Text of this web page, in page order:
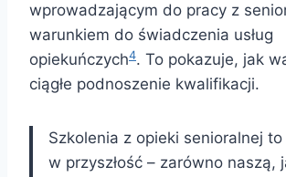
wprowadzającym do pracy z
warunkiem do świadczenia usług
opiekuńczych4. To pokazuje, jak
ciągłe podnoszenie kwalifikacji.
Szkolenia z opieki senioralnej
w przyszłość – zarówno naszą,